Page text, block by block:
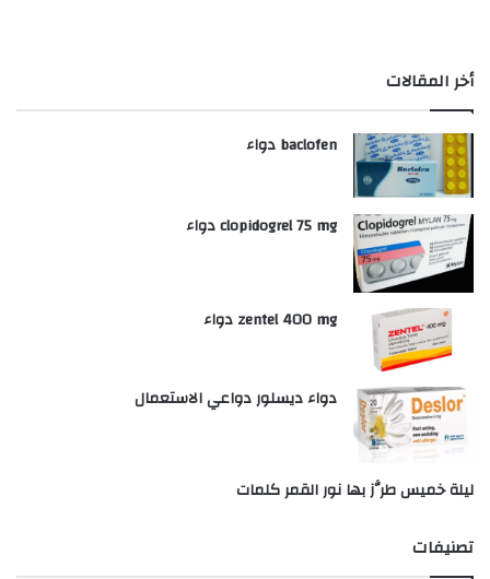
أخر المقالات
baclofen دواء
clopidogrel 75 mg دواء
zentel 400 mg دواء
دواء ديسلور دواعي الاستعمال
ليلة خميس طرَّز بها نور القمر كلمات
تصنيفات